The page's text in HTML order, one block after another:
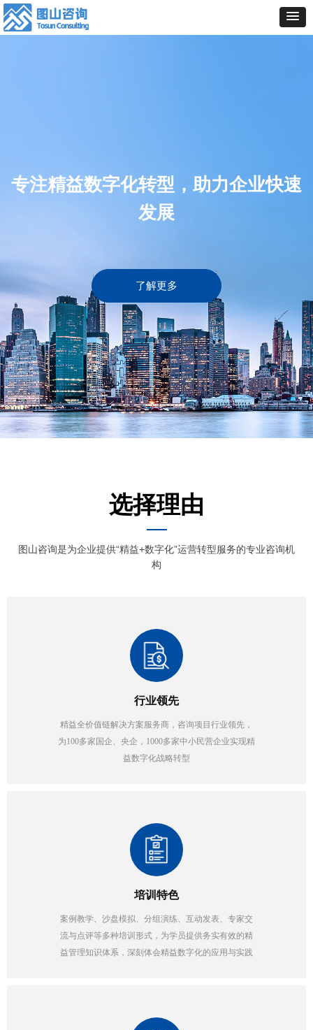
图山咨询是为企业提供“精益+数字化”运营转型服务的专业咨询机
构
选择理由
精益全价值链解决方案服务商，咨询项目行业领先，
为100多家国企、央企，1000多家中小民营企业实现精
益数字化战略转型
行业领先
案例教学、沙盘模拟、分组演练、互动发表、专家交
流与点评等多种培训形式，为学员提供务实有效的精
益管理知识体系，深刻体会精益数字化的应用与实践
培训特色
专注精益数字化转型，助力企业快速
发展
了解更多